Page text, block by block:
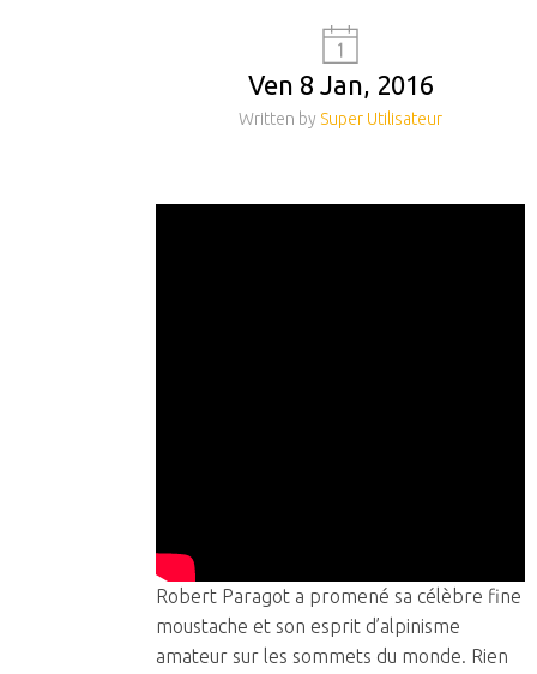
Ven 8 Jan, 2016
Written by Super Utilisateur
Robert Paragot a promené sa célèbre fine
moustache et son esprit d’alpinisme
amateur sur les sommets du monde. Rien